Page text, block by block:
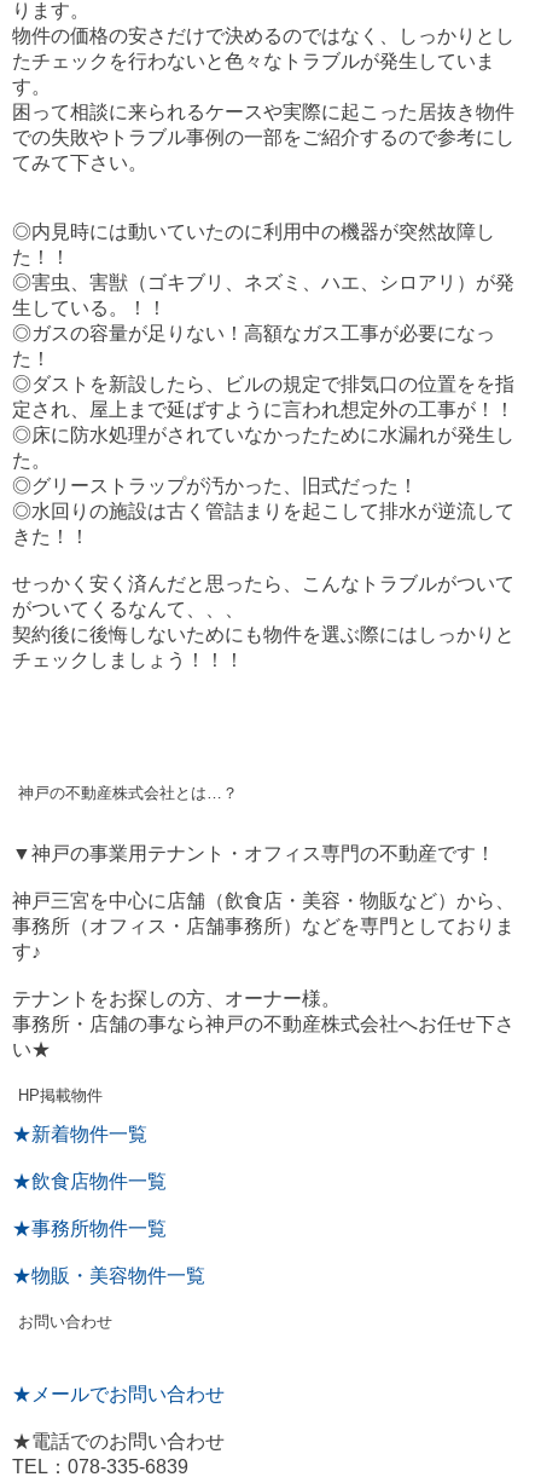
ります。
物件の価格の安さだけで決めるのではなく、しっかりとし
たチェックを行わないと色々なトラブルが発生していま
す。
困って相談に来られるケースや実際に起こった居抜き物件
での失敗やトラブル事例の一部をご紹介するので参考にし
てみて下さい。
◎内見時には動いていたのに利用中の機器が突然故障し
た！！
◎害虫、害獣（ゴキブリ、ネズミ、ハエ、シロアリ）が発
生している。！！
◎ガスの容量が足りない！高額なガス工事が必要になっ
た！
◎ダストを新設したら、ビルの規定で排気口の位置をを指
定され、屋上まで延ばすように言われ想定外の工事が！！
◎床に防水処理がされていなかったために水漏れが発生し
た。
◎グリーストラップが汚かった、旧式だった！
◎水回りの施設は古く管詰まりを起こして排水が逆流して
きた！！
せっかく安く済んだと思ったら、こんなトラブルがついて
がついてくるなんて、、、
契約後に後悔しないためにも物件を選ぶ際にはしっかりと
チェックしましょう！！！
神戸の不動産株式会社とは…？
▼神戸の事業用テナント・オフィス専門の不動産です！
神戸三宮を中心に店舗（飲食店・美容・物販など）から、
事務所（オフィス・店舗事務所）などを専門としておりま
す♪
テナントをお探しの方、オーナー様。
事務所・店舗の事なら神戸の不動産株式会社へお任せ下さ
い★
HP掲載物件
★新着物件一覧
★飲食店物件一覧
★事務所物件一覧
★物販・美容物件一覧
お問い合わせ
★メールでお問い合わせ
★電話でのお問い合わせ
TEL：078-335-6839